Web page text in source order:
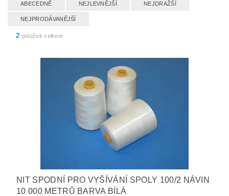
ABECEDNĚ NEJLEVNĚJŠÍ NEJDRAŽŠÍ
NEJPRODÁVANĚJŠÍ
2 položek celkem
NIT SPODNÍ PRO VYŠÍVÁNÍ SPOLY 100/2 NÁVIN
10 000 METRŮ BARVA BÍLÁ